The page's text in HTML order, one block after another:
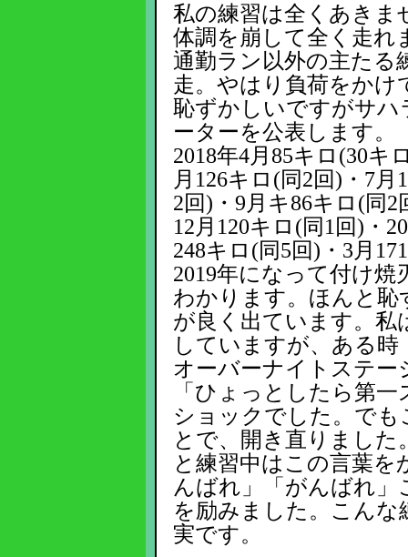
私の練習は全くあきま
体調を崩して全く走れ
通勤ラン以外の主たる
走。やはり負荷をかけ
恥ずかしいですがサハ
ーターを公表します。
2018年4月85キロ(30キ
月126キロ(同2回)・7
2回)・9月キ86キロ(同2
12月120キロ(同1回)・
248キロ(同5回)・3月
2019年になって付け
わかります。ほんと恥
が良く出ています。私
していますが、ある
オーバーナイトステー
「ひょっとしたら第
ショックでした。で
とで、開き直りまし
と練習中はこの言葉
んばれ」「がんばれ
を励みました。こんな
実です。